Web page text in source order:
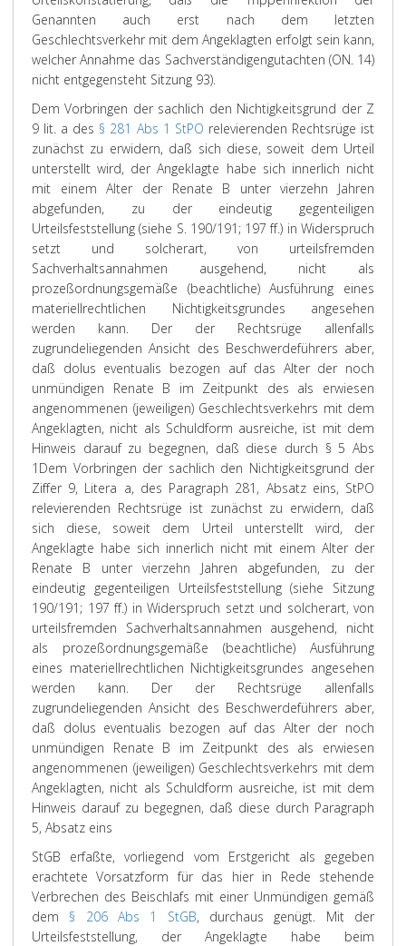
Genannten auch erst nach dem letzten
Geschlechtsverkehr mit dem Angeklagten erfolgt sein kann,
welcher Annahme das Sachverständigengutachten (ON. 14)
nicht entgegensteht Sitzung 93).
Dem Vorbringen der sachlich den Nichtigkeitsgrund der Z
9 lit. a des § 281 Abs 1 StPO relevierenden Rechtsrüge ist
zunächst zu erwidern, daß sich diese, soweit dem Urteil
unterstellt wird, der Angeklagte habe sich innerlich nicht
mit einem Alter der Renate B unter vierzehn Jahren
abgefunden, zu der eindeutig gegenteiligen
Urteilsfeststellung (siehe S. 190/191; 197 ff.) in Widerspruch
setzt und solcherart, von urteilsfremden
Sachverhaltsannahmen ausgehend, nicht als
prozeßordnungsgemäße (beachtliche) Ausführung eines
materiellrechtlichen Nichtigkeitsgrundes angesehen
werden kann. Der der Rechtsrüge allenfalls
zugrundeliegenden Ansicht des Beschwerdeführers aber,
daß dolus eventualis bezogen auf das Alter der noch
unmündigen Renate B im Zeitpunkt des als erwiesen
angenommenen (jeweiligen) Geschlechtsverkehrs mit dem
Angeklagten, nicht als Schuldform ausreiche, ist mit dem
Hinweis darauf zu begegnen, daß diese durch § 5 Abs
1 Dem Vorbringen der sachlich den Nichtigkeitsgrund der
Ziffer 9, Litera a, des Paragraph 281, Absatz eins, StPO
relevierenden Rechtsrüge ist zunächst zu erwidern, daß
sich diese, soweit dem Urteil unterstellt wird, der
Angeklagte habe sich innerlich nicht mit einem Alter der
Renate B unter vierzehn Jahren abgefunden, zu der
eindeutig gegenteiligen Urteilsfeststellung (siehe Sitzung
190/191; 197 ff.) in Widerspruch setzt und solcherart, von
urteilsfremden Sachverhaltsannahmen ausgehend, nicht
als prozeßordnungsgemäße (beachtliche) Ausführung
eines materiellrechtlichen Nichtigkeitsgrundes angesehen
werden kann. Der der Rechtsrüge allenfalls
zugrundeliegenden Ansicht des Beschwerdeführers aber,
daß dolus eventualis bezogen auf das Alter der noch
unmündigen Renate B im Zeitpunkt des als erwiesen
angenommenen (jeweiligen) Geschlechtsverkehrs mit dem
Angeklagten, nicht als Schuldform ausreiche, ist mit dem
Hinweis darauf zu begegnen, daß diese durch Paragraph
5, Absatz eins
StGB erfaßte, vorliegend vom Erstgericht als gegeben
erachtete Vorsatzform für das hier in Rede stehende
Verbrechen des Beischlafs mit einer Unmündigen gemäß
dem § 206 Abs 1 StGB, durchaus genügt. Mit der
Urteilsfeststellung, der Angeklagte habe beim